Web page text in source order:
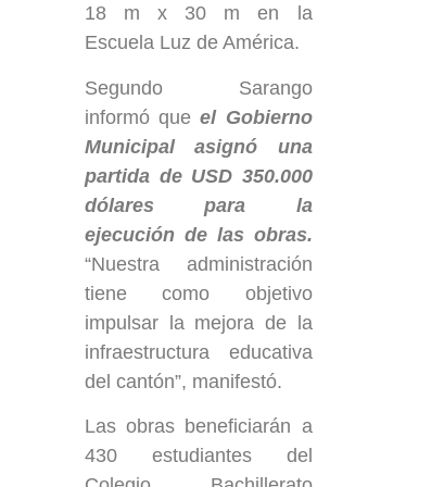
18 m x 30 m en la
Escuela Luz de América.
Segundo Sarango
informó queel Gobierno
Municipal asignó una
partida de USD 350.000
dólares para la
ejecución de las obras.
“Nuestra administración
tiene como objetivo
impulsar la mejora de la
infraestructura educativa
del cantón”, manifestó.
Las obras beneficiarán a
430 estudiantes del